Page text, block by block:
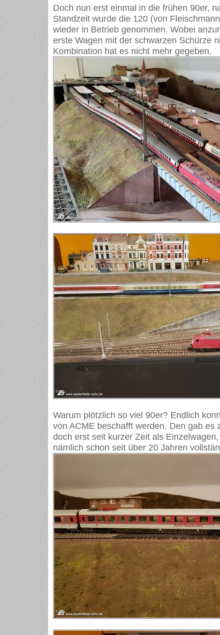
Doch nun erst einmal in die frühen 90er,
Standzeit wurde die 120 (von
wieder in Betrieb genommen. Wobei
erste Wagen mit der schwarzen Schürze
Kombination hat es nicht mehr gegeben.
Warum plötzlich so viel 90er? Endlich
von ACME beschafft werden. Den gab es
doch erst seit kurzer Zeit als
nämlich schon seit über 20 Jahren